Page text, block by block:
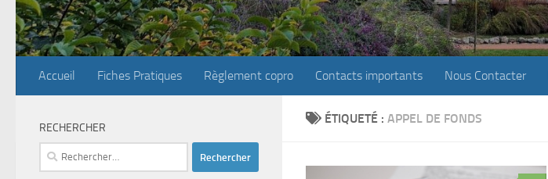
Accueil Fiches Pratiques Règlement copro Contacts importants Nous Contacter
ÉTIQUETÉ : APPEL DE FONDS
RECHERCHER
Rechercher :